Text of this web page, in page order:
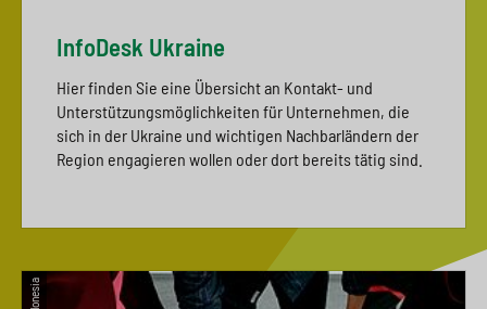
InfoDesk Ukraine
Hier finden Sie eine Übersicht an Kontakt- und
Unterstützungsmöglichkeiten für Unternehmen, die
sich in der Ukraine und wichtigen Nachbarländern der
Region engagieren wollen oder dort bereits tätig sind.